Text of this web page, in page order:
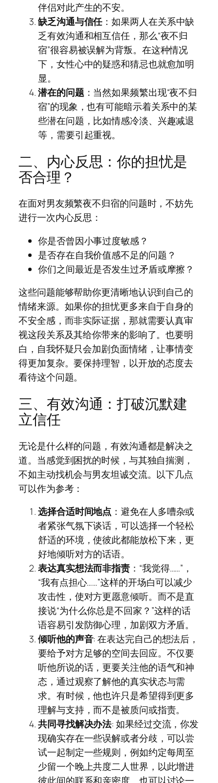
伴侣对此产生的不安。
缺乏沟通与信任：如果两人在关系中缺
乏有效沟通和相互信任，那么“夜不归
宿”很容易被误解为背叛。在这种情况
下，女性心中的疑惑和猜忌也就愈加明
显。
潜在的问题：当然如果频繁出现“夜不归
宿”的现象，也有可能暗示着关系中的某
些潜在问题，比如情感冷淡、兴趣减退
等，需要引起重视。
二、内心反思：你的担忧是
否合理？
在面对男友频繁夜不归宿的问题时，不妨先
进行一次内心反思：
你是否曾因小事过度敏感？
是否存在自我价值感不足的问题？
你们之间最近是否发生过矛盾或摩擦？
这些问题能够帮助你更清晰地认识到自己的
情绪来源。如果你的担忧更多来自于自身的
不安全感，而非实际证据，那就需要认真审
视这段关系及其给你带来的影响了。也要明
白，自我怀疑只会加剧负面情绪，让事情变
得更加复杂。要保持理智，以开放的态度去
看待这个问题。
三、有效沟通：打破沉默建
立信任
无论是什么样的问题，有效沟通都是解决之
道。当感觉到困扰的时候，与其独自揣测，
不如主动找机会与男友坦诚交流。以下几点
可以作为参考：
选择合适时间地点 ：避免在人多嘈杂或
者紧张气氛下谈话，可以选择一个轻松
舒适的环境，使彼此都能放松下来，更
好地倾听对方的话语。
表达真实想法而非指责 ：“我觉得……”，
“我有点担心……”这样的开场白可以减少
攻击性，使对方更愿意倾听。而不是直
接说“为什么你总是不回家？”这样的话
语容易引发防御心理，加剧双方矛盾。
倾听他的声音: 在表达完自己的想法后，
要给予对方足够的空间去回应。不仅要
听他所说的话，更要关注他的语气和神
态，通过观察了解他的真实状态与需
求。有时候，他也许只是希望得到更多
理解与支持，而不是被质问或指责。
共同寻找解决办法: 如果经过交流，你发
现确实存在一些误解或者分歧，可以尝
试一起制定一些规则，例如约定每周至
少留一个晚上共度二人世界，以此增进